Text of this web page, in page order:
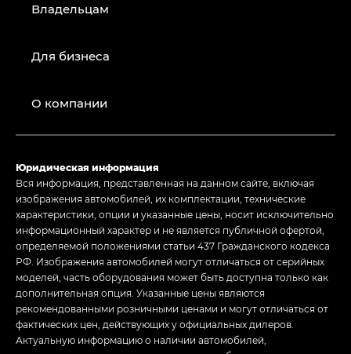
Владельцам
Для бизнеса
О компании
Юридическая информация
Вся информация, представленная на данном сайте, включая
изображения автомобилей, их комплектации, технические
характеристики, опции и указанные цены, носит исключительно
информационный характер и не является публичной офертой,
определяемой положениями статьи 437 Гражданского кодекса
РФ. Изображения автомобилей могут отличаться от серийных
моделей, часть оборудования может быть доступна только как
дополнительная опция. Указанные цены являются
рекомендованными розничными ценами и могут отличаться от
фактических цен, действующих у официальных дилеров.
Актуальную информацию о наличии автомобилей,